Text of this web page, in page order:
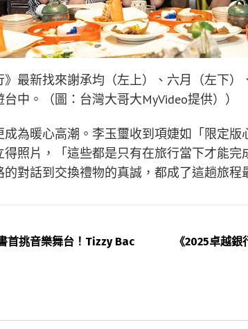
》最新找來謝承均（左上）、六月（左下）
中。（圖：台灣大哥大MyVideo提供））
為暖心高潮。李玉璽收到項婕如「限定
照片，「這些都是只有在旅行當下才能完
對話到交換禮物的真誠，都成了這趟旅程
首挑音樂舞台！Tizzy Bac
《2025卓越